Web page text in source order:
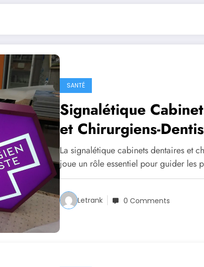
SANTÉ
Signalétique
et Chirurgiens-
La signalétique cabinets dentaires et
joue un rôle essentiel pour guider les
Letrank 0 Comments